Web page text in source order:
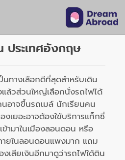
ประเทศอังกฤษ
นทางเลือกดีที่สุดสำหรับเดิน
ล้วส่วนใหญ่เลือกนั่งรถไฟได้
อาจขึ้นรถเมล์ นักเรียนคน
เยอะอาจต้องใขับริการแท็กซี่
ามาในเมืองลอนดอน หรือ
ายในลอนดอนแพงมาก แถม
งเสียเงินอีกมาดูว่ารถไฟใด้ติน